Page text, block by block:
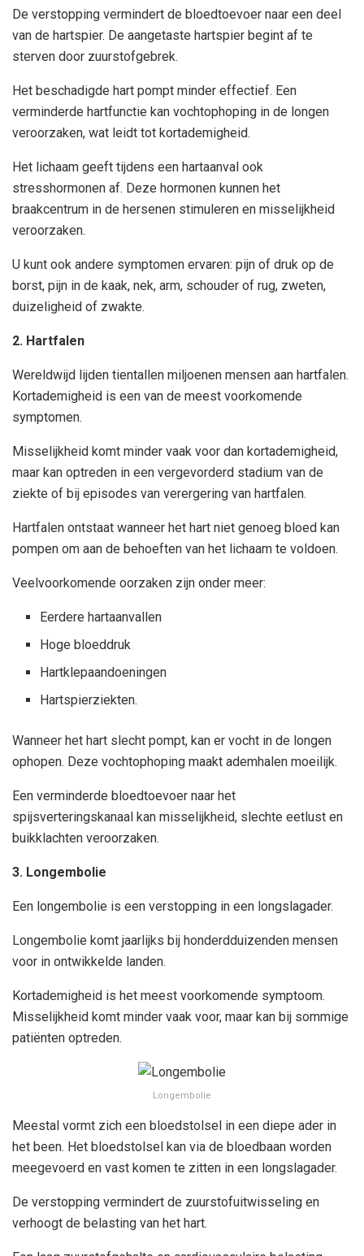
De verstopping vermindert de bloedtoevoer naar een deel
van de hartspier. De aangetaste hartspier begint af te
sterven door zuurstofgebrek.
Het beschadigde hart pompt minder effectief. Een
verminderde hartfunctie kan vochtophoping in de longen
veroorzaken, wat leidt tot kortademigheid.
Het lichaam geeft tijdens een hartaanval ook
stresshormonen af. Deze hormonen kunnen het
braakcentrum in de hersenen stimuleren en misselijkheid
veroorzaken.
U kunt ook andere symptomen ervaren: pijn of druk op de
borst, pijn in de kaak, nek, arm, schouder of rug, zweten,
duizeligheid of zwakte.
2. Hartfalen
Wereldwijd lijden tientallen miljoenen mensen aan hartfalen.
Kortademigheid is een van de meest voorkomende
symptomen.
Misselijkheid komt minder vaak voor dan kortademigheid,
maar kan optreden in een vergevorderd stadium van de
ziekte of bij episodes van verergering van hartfalen.
Hartfalen ontstaat wanneer het hart niet genoeg bloed kan
pompen om aan de behoeften van het lichaam te voldoen.
Veelvoorkomende oorzaken zijn onder meer:
Eerdere hartaanvallen
Hoge bloeddruk
Hartklepaandoeningen
Hartspierziekten.
Wanneer het hart slecht pompt, kan er vocht in de longen
ophopen. Deze vochtophoping maakt ademhalen moeilijk.
Een verminderde bloedtoevoer naar het
spijsverteringskanaal kan misselijkheid, slechte eetlust en
buikklachten veroorzaken.
3. Longembolie
Een longembolie is een verstopping in een longslagader.
Longembolie komt jaarlijks bij honderdduizenden mensen
voor in ontwikkelde landen.
Kortademigheid is het meest voorkomende symptoom.
Misselijkheid komt minder vaak voor, maar kan bij sommige
patiënten optreden.
Longembolie
Meestal vormt zich een bloedstolsel in een diepe ader in
het been. Het bloedstolsel kan via de bloedbaan worden
meegevoerd en vast komen te zitten in een longslagader.
De verstopping vermindert de zuurstofuitwisseling en
verhoogt de belasting van het hart.